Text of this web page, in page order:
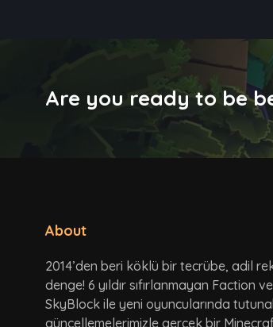
Are you ready to be
About
2014’den beri köklü bir tecrübe, adil
denge! 6 yıldır sıfırlanmayan Faction
SkyBlock ile yeni oyuncularında
güncellemelerimizle gerçek bir